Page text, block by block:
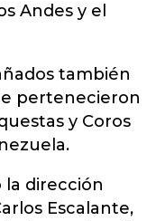
Andes y el
también
pertenecieron
y Coros
la dirección
Escalante,